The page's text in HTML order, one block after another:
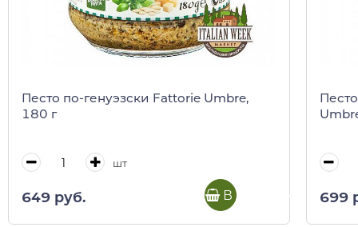
Песто по-генуэзски Fattorie Umbre,
180 г
шт
649 руб. В корзину 699